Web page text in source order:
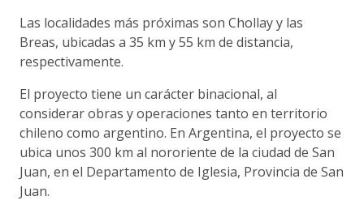
Las localidades más próximas son Chollay y las
Breas, ubicadas a 35 km y 55 km de distancia,
respectivamente.
El proyecto tiene un carácter binacional, al
considerar obras y operaciones tanto en territorio
chileno como argentino. En Argentina, el proyecto se
ubica unos 300 km al nororiente de la ciudad de San
Juan, en el Departamento de Iglesia, Provincia de San
Juan.